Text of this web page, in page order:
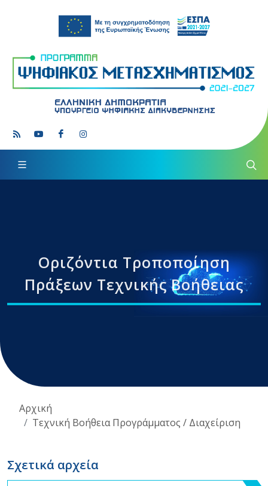
Οριζόντια Τροποποίηση
Πράξεων Τεχνικής Βοήθειας
Αρχική
Τεχνική Βοήθεια Προγράμματος / Διαχείριση
Σχετικά αρχεία